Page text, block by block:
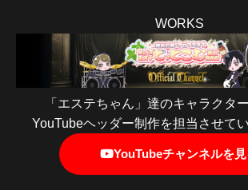
WORKS
「エステちゃん」達のキャラクタ
YouTubeヘッダー制作を担当させて
YouTubeチャンネルを見